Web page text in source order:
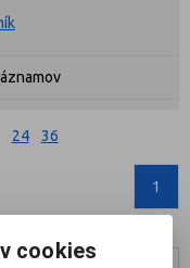
24 36
1
cookies